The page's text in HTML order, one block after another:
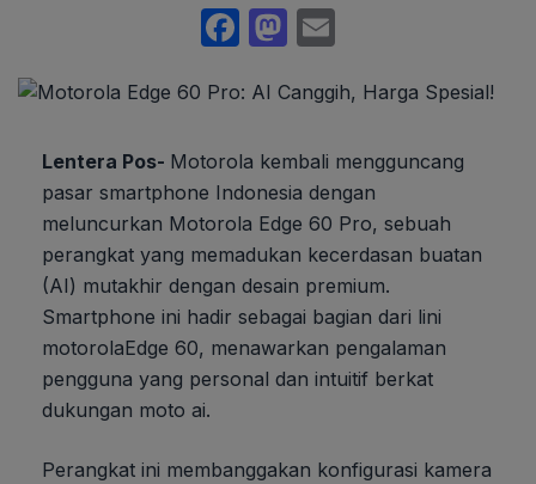
Facebook
Mastodon
Lentera Pos- Motorola kembali mengguncang
pasar smartphone Indonesia dengan
meluncurkan Motorola Edge 60 Pro, sebuah
perangkat yang memadukan kecerdasan buatan
(AI) mutakhir dengan desain premium.
Smartphone ini hadir sebagai bagian dari lini
motorolaEdge 60, menawarkan pengalaman
pengguna yang personal dan intuitif berkat
dukungan moto ai.
Perangkat ini membanggakan konfigurasi kamera